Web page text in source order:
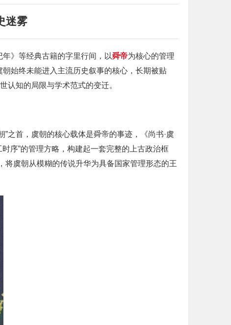
迷雾
》等经典古籍的字里行间，以舜帝为核心的管理
始终未能进入主流历史叙事的核心，长期被贴
认知的局限与学术范式的变迁。
之首，虞朝的核心载体是舜帝的事迹，《尚书·虞
时序”的管理方略，构建起一套完整的上古政治框
将虞朝从模糊的传说升华为具备国家管理形态的王